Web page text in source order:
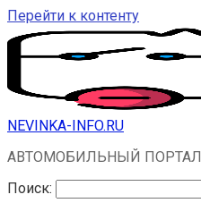
Перейти к контенту
NEVINKA-INFO.RU
АВТОМОБИЛЬНЫЙ ПОРТАЛ
Поиск: